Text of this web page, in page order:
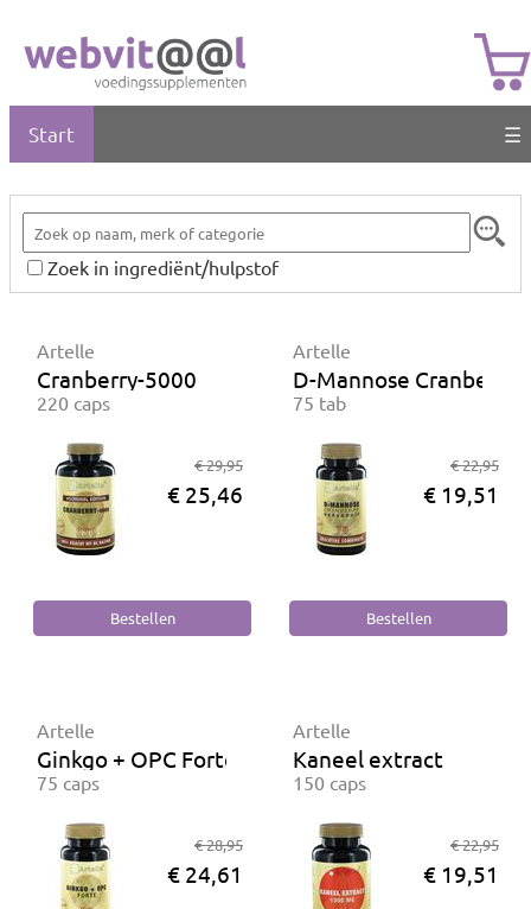
Start ☰
Zoek in ingrediënt/hulpstof
Artelle
Cranberry-5000
220 caps
€ 29,95
€ 25,46
Artelle
D-Mannose Cranberry
75 tab
€ 22,95
€ 19,51
Artelle
Ginkgo + OPC Forte
75 caps
€ 28,95
€ 24,61
Artelle
Kaneel extract
150 caps
€ 22,95
€ 19,51